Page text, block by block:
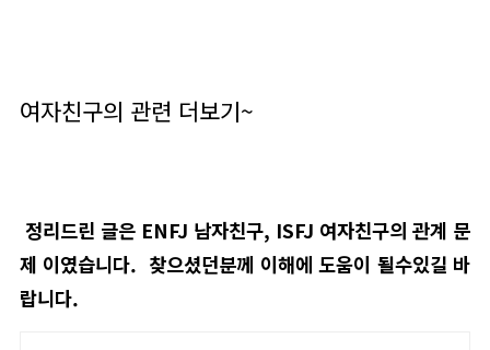
여자친구의 관련 더보기~
정리드린 글은 ENFJ 남자친구, ISFJ 여자친구의 관계 문
제 이였습니다. 찾으셨던분께 이해에 도움이 될수있길 바
랍니다.